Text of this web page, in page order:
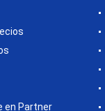
en Partner